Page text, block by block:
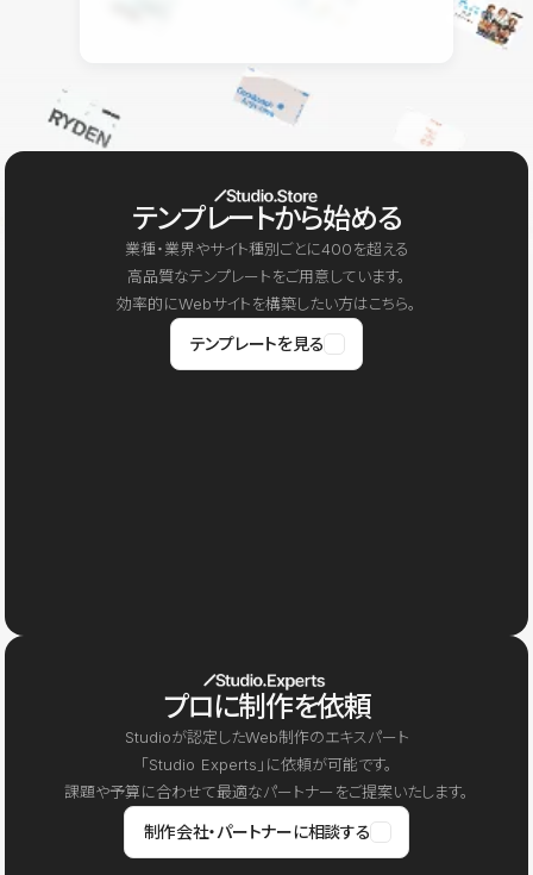
テンプレートから始める
業種・業界やサイト種別ごとに400を超える
高品質なテンプレートをご用意しています。
効率的にWebサイトを構築したい方はこちら。
テンプレートを見る
プロに制作を依頼
Studioが認定したWeb制作のエキスパート
「Studio Experts」に依頼が可能です。
課題や予算に合わせて最適なパートナーをご提案いたします。
制作会社・パートナーに相談する